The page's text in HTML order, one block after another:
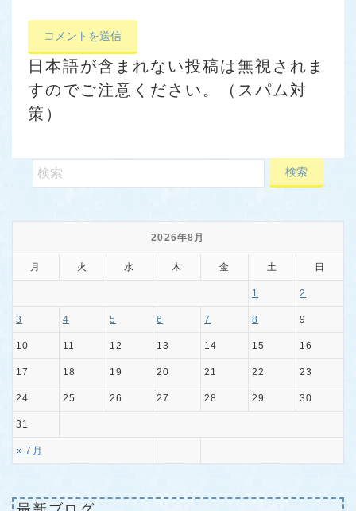
日本語が含まれない投稿は無視されま
すのでご注意ください。（スパム対
策）
2026年8月
月 火 水 木 金 土 日
« 7月
1 2
3 4 5 6 7 8 9
10 11 12 13 14 15 16
17 18 19 20 21 22 23
24 25 26 27 28 29 30
31